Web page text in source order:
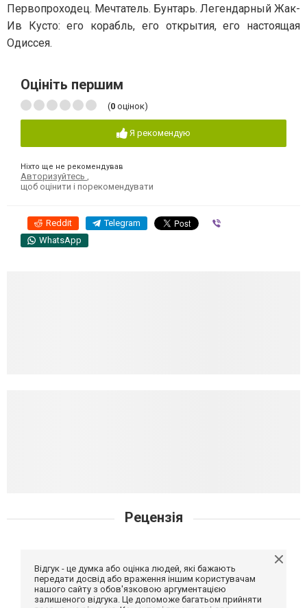
Первопроходец. Мечтатель. Бунтарь. Легендарный Жак-
Ив Кусто: его корабль, его открытия, его настоящая
Одиссея.
Оцініть першим
(0 оцінок)
Я рекомендую
Ніхто ще не рекомендував
Авторизуйтесь ,
щоб оцінити і порекомендувати
Reddit Telegram
WhatsApp
Рецензія
Відгук - це думка або оцінка людей, які бажають
передати досвід або враження іншим користувачам
нашого сайту з обов'язковою аргументацією
залишеного відгука. Це допоможе багатьом прийняти